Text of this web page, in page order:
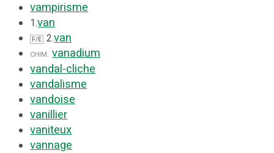
vampirisme
1.van
F/E 2.van
chim. vanadium
vandal-cliche
vandalisme
vandoise
vanillier
vaniteux
vannage